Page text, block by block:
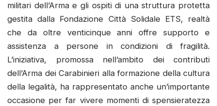
militari dell’Arma e gli ospiti di una struttura protetta
gestita dalla Fondazione Città Solidale ETS, realtà
che da oltre venticinque anni offre supporto e
assistenza a persone in condizioni di fragilità.
L’iniziativa, promossa nell’ambito dei contributi
dell’Arma dei Carabinieri alla formazione della cultura
della legalità, ha rappresentato anche un’importante
occasione per far vivere momenti di spensieratezza